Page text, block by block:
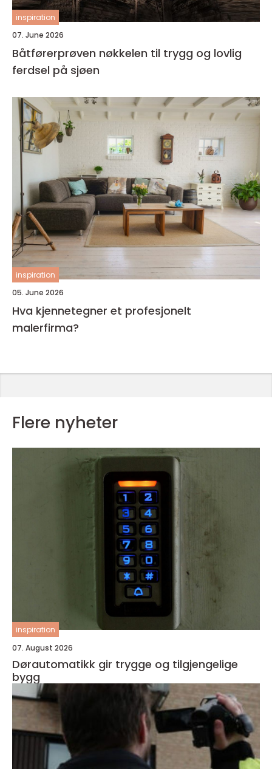
inspiration
07. June 2026
Båtførerprøven nøkkelen til trygg og lovlig
ferdsel på sjøen
inspiration
05. June 2026
Hva kjennetegner et profesjonelt
malerfirma?
Flere nyheter
inspiration
07. August 2026
Dørautomatikk gir trygge og tilgjengelige
bygg